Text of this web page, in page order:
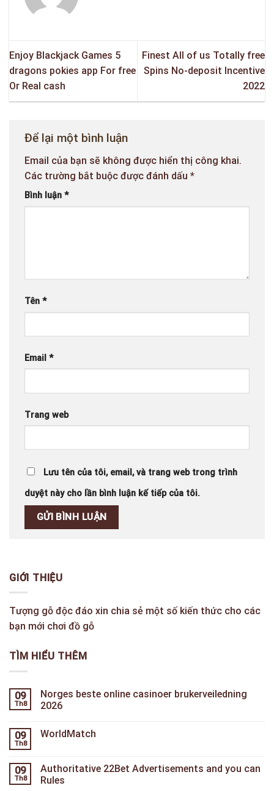
Enjoy Blackjack Games 5
dragons pokies app For free
Or Real cash
Finest All of us Totally free
Spins No-deposit Incentive
2022
Để lại một bình luận
Email của bạn sẽ không được hiển thị công khai.
Các trường bắt buộc được đánh dấu *
Bình luận *
Tên *
Email *
Trang web
Lưu tên của tôi, email, và trang web trong trình
duyệt này cho lần bình luận kế tiếp của tôi.
GIỚI THIỆU
Tượng gỗ độc đáo xin chia sẻ một số kiến thức cho các
bạn mới chơi đồ gỗ
TÌM HIỂU THÊM
09
Th8
Norges beste online casinoer brukerveiledning
2026
09
Th8
WorldMatch
09
Th8
Authoritative 22Bet Advertisements and you can
Rules